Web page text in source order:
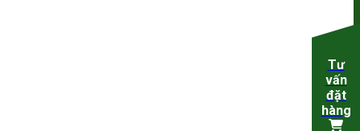
Tư
vấn
đặt
hàng